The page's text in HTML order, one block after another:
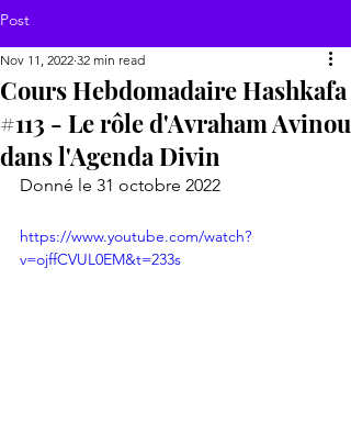
Post
Cours Hebdomadaire Hashkafa
#113 - Le rôle d'Avraham Avinou
dans l'Agenda Divin
Nov 11, 2022 32 min read
Donné le 31 octobre 2022
https://www.youtube.com/watch?
v=ojffCVUL0EM&t=233s